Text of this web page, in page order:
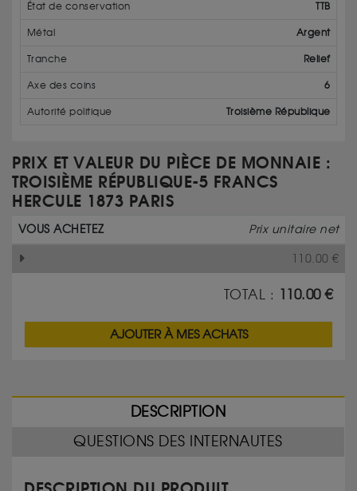
État de conservation TTB
Métal Argent
Tranche Relief
Axe des coins 6
Autorité politique Troisième République
PRIX ET VALEUR DU PIÈCE DE MONNAIE :
TROISIÈME RÉPUBLIQUE-5 FRANCS
HERCULE 1873 PARIS
VOUS ACHETEZ Prix unitaire net
110.00 €
TOTAL : 110.00€
AJOUTER À MES ACHATS
DESCRIPTION
QUESTIONS DES INTERNAUTES